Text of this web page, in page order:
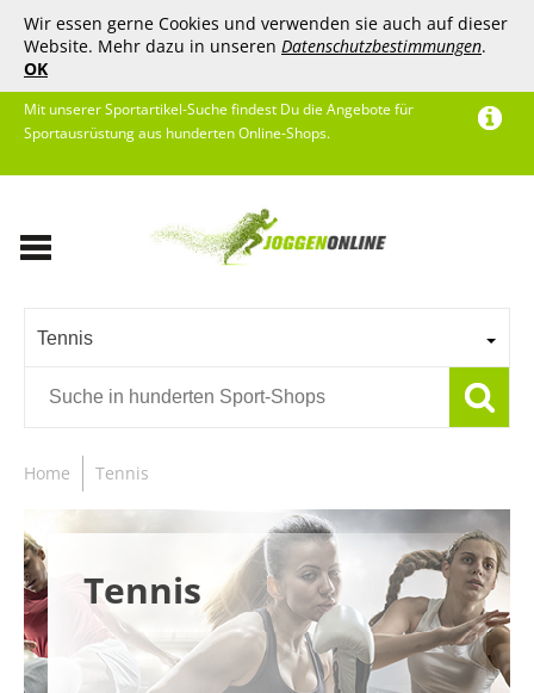
Wir essen gerne Cookies und verwenden sie auch auf dieser
Website. Mehr dazu in unseren Datenschutzbestimmungen.
OK
Mit unserer Sportartikel-Suche findest Du die Angebote für
Sportausrüstung aus hunderten Online-Shops.
Tennis
Home Tennis
Tennis